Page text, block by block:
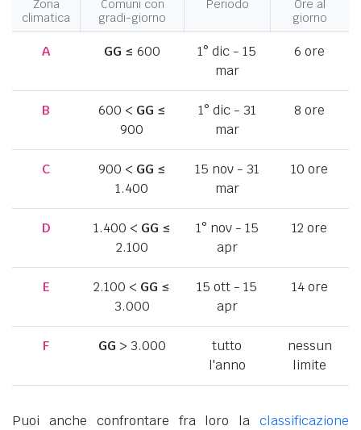
Zona
climatica
Comuni con
gradi-giorno
Periodo
Ore al
giorno
A GG ≤ 600
1° dic - 15
mar
6 ore
B 600 < GG ≤
900
1° dic - 31
mar
8 ore
C 900 < GG ≤
1.400
15 nov - 31
mar
10 ore
D 1.400 < GG ≤
2.100
1° nov - 15
apr
12 ore
E 2.100 < GG ≤
3.000
15 ott - 15
apr
14 ore
F GG > 3.000
tutto
l'anno
nessun
limite
Puoi anche confrontare fra loro la classificazione